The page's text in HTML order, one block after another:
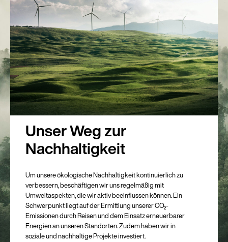
Unser Weg zur
Nachhaltigkeit
Um unsere ökologische Nachhaltigkeit kontinuierlich zu
verbessern, beschäftigen wir uns regelmäßig mit
Umweltaspekten, die wir aktiv beeinflussen können. Ein
Schwerpunkt liegt auf der Ermittlung unserer CO₂-
Emissionen durch Reisen und dem Einsatz erneuerbarer
Energien an unseren Standorten. Zudem haben wir in
soziale und nachhaltige Projekte investiert.